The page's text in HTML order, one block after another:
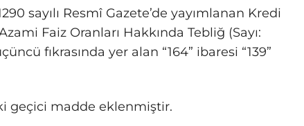
sayılı Resmî Gazete’de yayımlanan Kredi
Faiz Oranları Hakkında Tebliğ (Sayı:
fıkrasında yer alan “164” ibaresi “139”
geçici madde eklenmiştir.